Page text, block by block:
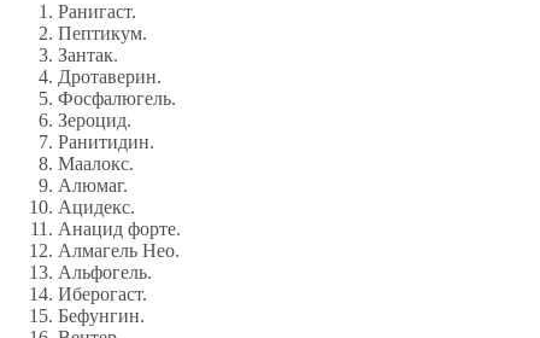
Ранигаст.
Пептикум.
Зантак.
Дротаверин.
Фосфалюгель.
Зероцид.
Ранитидин.
Маалокс.
Алюмаг.
Ацидекс.
Анацид форте.
Алмагель Нео.
Альфогель.
Иберогаст.
Бефунгин.